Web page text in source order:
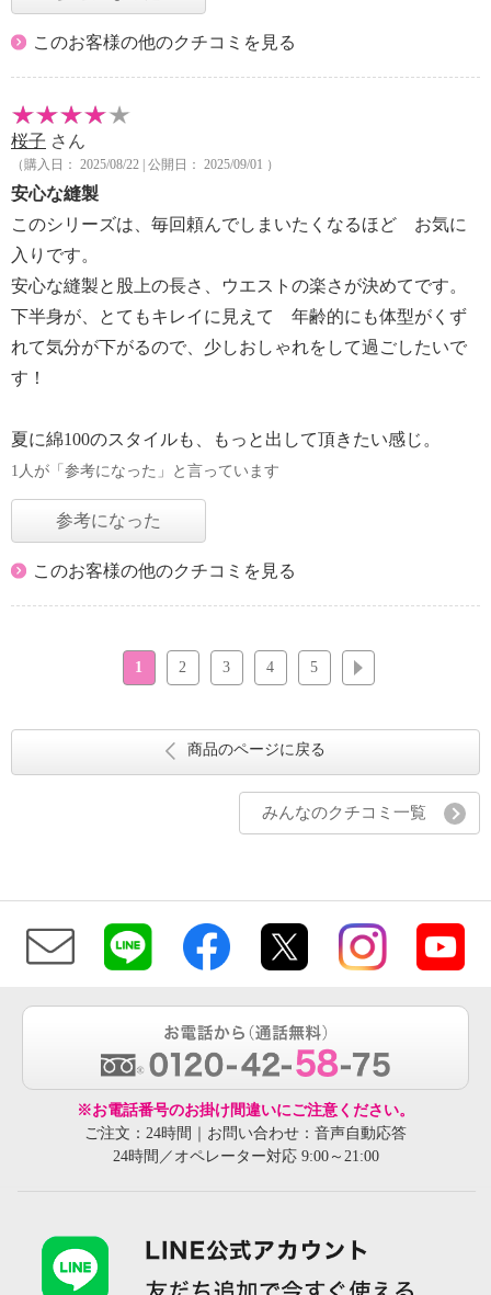
このお客様の他のクチコミを見る
桜子 さん
（購入日： 2025/08/22 | 公開日： 2025/09/01 ）
安心な縫製
このシリーズは、毎回頼んでしまいたくなるほど お気に
入りです。
安心な縫製と股上の長さ、ウエストの楽さが決めてです。
下半身が、とてもキレイに見えて 年齢的にも体型がくず
れて気分が下がるので、少しおしゃれをして過ごしたいで
す！
夏に綿100のスタイルも、もっと出して頂きたい感じ。
1人が「参考になった」と言っています
参考になった
このお客様の他のクチコミを見る
1 2 3 4 5
商品のページに戻る
みんなのクチコミ一覧
※お電話番号のお掛け間違いにご注意ください。
ご注文：24時間｜お問い合わせ：音声自動応答
24時間／オペレーター対応 9:00～21:00